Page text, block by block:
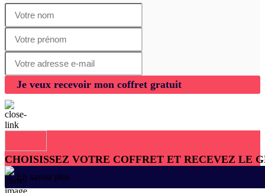
Je veux recevoir mon coffret gratuit
CHOISISSEZ VOTRE COFFRET ET RECEVEZ LE
En savoir plus